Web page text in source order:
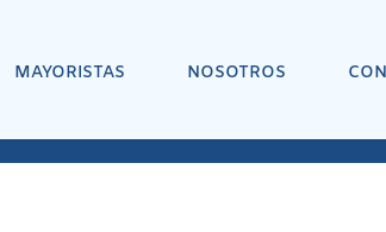
MAYORISTAS NOSOTROS